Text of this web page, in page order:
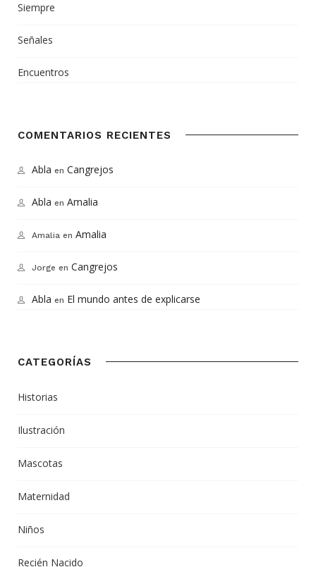
Siempre
Señales
Encuentros
COMENTARIOS RECIENTES
Abla en Cangrejos
Abla en Amalia
Amalia en Amalia
Jorge en Cangrejos
Abla en El mundo antes de explicarse
CATEGORÍAS
Historias
Ilustración
Mascotas
Maternidad
Niños
Recién Nacido